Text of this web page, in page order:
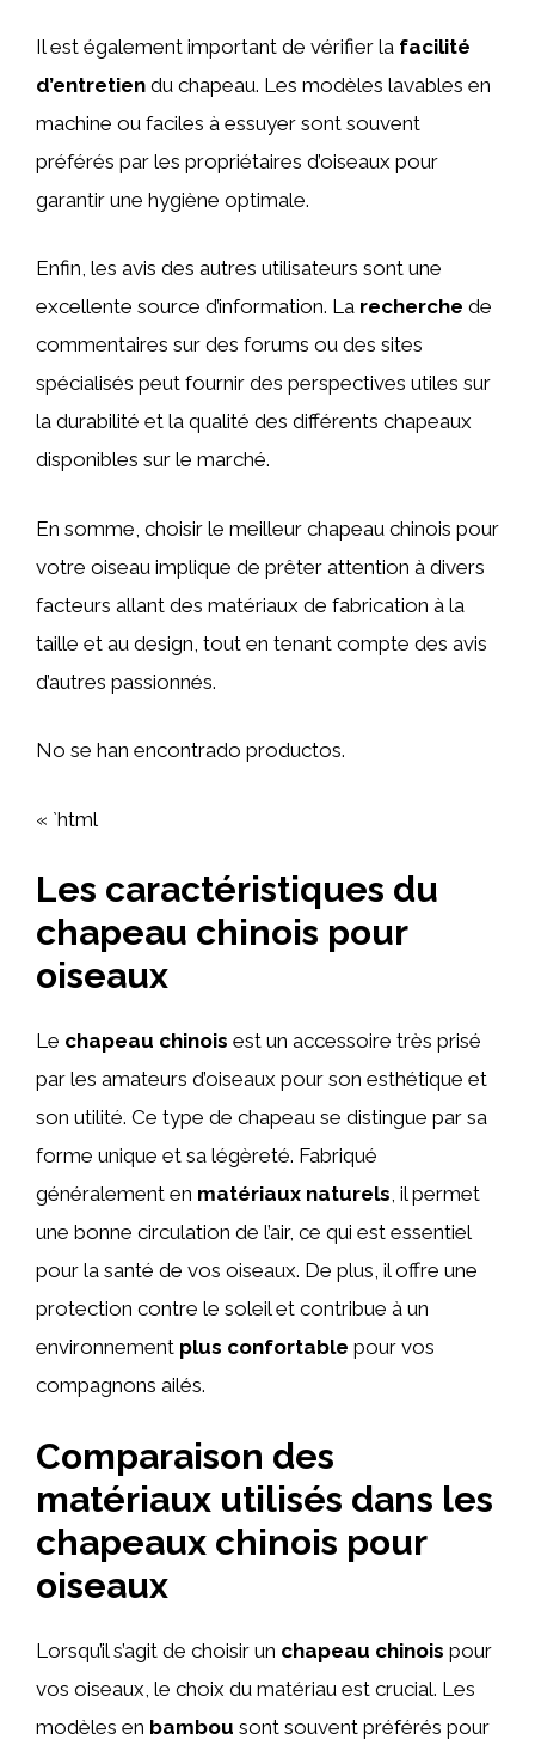
Il est également important de vérifier la facilité
d’entretien du chapeau. Les modèles lavables en
machine ou faciles à essuyer sont souvent
préférés par les propriétaires d’oiseaux pour
garantir une hygiène optimale.
Enfin, les avis des autres utilisateurs sont une
excellente source d’information. La recherche de
commentaires sur des forums ou des sites
spécialisés peut fournir des perspectives utiles sur
la durabilité et la qualité des différents chapeaux
disponibles sur le marché.
En somme, choisir le meilleur chapeau chinois pour
votre oiseau implique de prêter attention à divers
facteurs allant des matériaux de fabrication à la
taille et au design, tout en tenant compte des avis
d’autres passionnés.
No se han encontrado productos.
« `html
Les caractéristiques du
chapeau chinois pour
oiseaux
Le chapeau chinois est un accessoire très prisé
par les amateurs d’oiseaux pour son esthétique et
son utilité. Ce type de chapeau se distingue par sa
forme unique et sa légèreté. Fabriqué
généralement en matériaux naturels, il permet
une bonne circulation de l’air, ce qui est essentiel
pour la santé de vos oiseaux. De plus, il offre une
protection contre le soleil et contribue à un
environnement plus confortable pour vos
compagnons ailés.
Comparaison des
matériaux utilisés dans les
chapeaux chinois pour
oiseaux
Lorsqu’il s’agit de choisir un chapeau chinois pour
vos oiseaux, le choix du matériau est crucial. Les
modèles en bambou sont souvent préférés pour